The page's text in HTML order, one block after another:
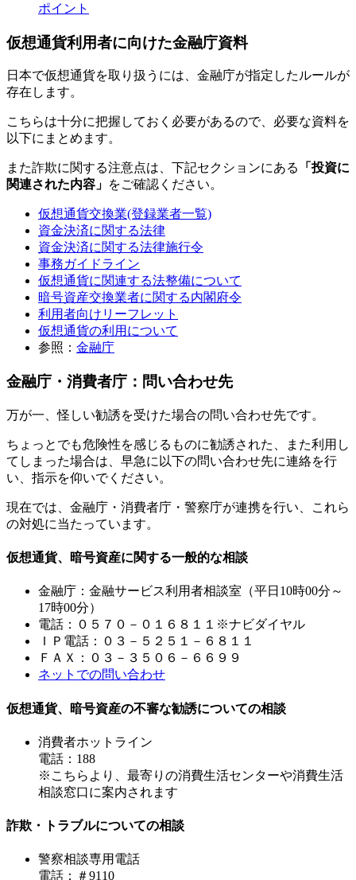
ポイント
仮想通貨利用者に向けた金融庁資料
日本で仮想通貨を取り扱うには、金融庁が指定したルールが
存在します。
こちらは十分に把握しておく必要があるので、必要な資料を
以下にまとめます。
また詐欺に関する注意点は、下記セクションにある
「投資に
関連された内容」 をご確認ください。
仮想通貨交換業(登録業者一覧)
資金決済に関する法律
資金決済に関する法律施行令
事務ガイドライン
仮想通貨に関連する法整備について
暗号資産交換業者に関する内閣府令
利用者向けリーフレット
仮想通貨の利用について
参照： 金融庁
金融庁・消費者庁：問い合わせ先
万が一、怪しい勧誘を受けた場合の問い合わせ先です。
ちょっとでも危険性を感じるものに勧誘された、また利用し
てしまった場合は、早急に以下の問い合わせ先に連絡を行
い、指示を仰いでください。
現在では、金融庁・消費者庁・警察庁が連携を行い、これら
の対処に当たっています。
仮想通貨、暗号資産に関する一般的な相談
金融庁：金融サービス利用者相談室（平日10時00分～
17時00分）
電話：０５７０－０１６８１１※ナビダイヤル
ＩＰ電話：０３－５２５１－６８１１
ＦＡＸ：０３－３５０６－６６９９
ネットでの問い合わせ
仮想通貨、暗号資産の不審な勧誘についての相談
消費者ホットライン
電話：188
※こちらより、最寄りの消費生活センターや消費生活
相談窓口に案内されます
詐欺・トラブルについての相談
警察相談専用電話
電話：＃9110